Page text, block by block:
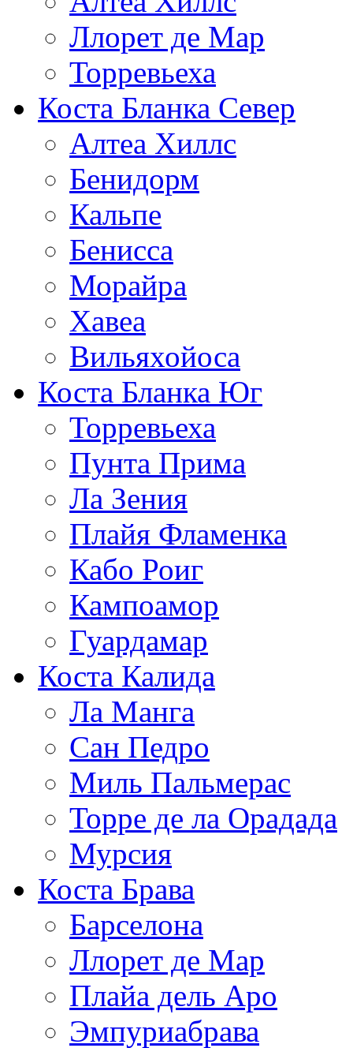
Ллорет де Мар
Торревьеха
Коста Бланка Север
Алтеа Хиллс
Бенидорм
Кальпе
Бенисса
Морайра
Хавеа
Вильяхойоса
Коста Бланка Юг
Торревьеха
Пунта Прима
Ла Зения
Плайя Фламенка
Кабо Роиг
Кампоамор
Гуардамар
Коста Калида
Ла Манга
Сан Педро
Миль Пальмерас
Торре де ла Орадада
Мурсия
Коста Брава
Барселона
Ллорет де Мар
Плайа дель Аро
Эмпуриабрава